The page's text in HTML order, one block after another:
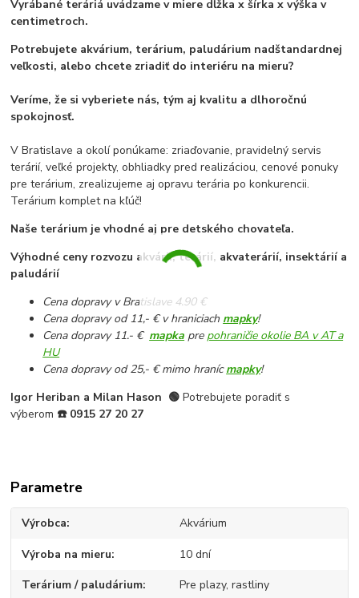
Vyrábané teráriá uvádzame v miere dĺžka x šírka x výška v
centimetroch.
Potrebujete akvárium, terárium, paludárium nadštandardnej
veľkosti, alebo chcete zriadiť do interiéru na mieru?
Veríme, že si vyberiete nás, tým aj kvalitu a dlhoročnú
spokojnosť.
V Bratislave a okolí ponúkame: zriaďovanie, pravidelný servis
terárií, veľké projekty, obhliadky pred realizáciou, cenové ponuky
pre terárium, zrealizujeme aj opravu terária po konkurencii.
Terárium komplet na kľúč!
Naše terárium je vhodné aj pre detského chovateľa.
Výhodné ceny rozvozu akvárií, terárií, akvaterárií, insektárií a
paludárií
Cena dopravy v Bratislave 4.90 €
Cena dopravy od 11,- € v hraniciach mapky!
Cena dopravy 11.- € mapka pre pohraničie okolie BA v AT a
HU
Cena dopravy od 25,- € mimo hranícmapky!
Igor Heriban a Milan Hason 🟢Potrebujete poradiť s
výberom ☎️ 0915 27 20 27
Parametre
Výrobca Akvárium
Výroba na mieru 10 dní
Terárium / paludárium Pre plazy, rastliny